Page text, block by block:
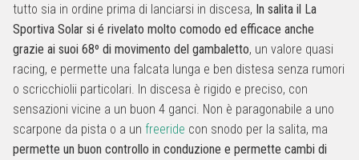
tutto sia in ordine prima di lanciarsi in discesa, In salita il La
Sportiva Solar si é rivelato molto comodo ed efficace anche
grazie ai suoi 68º di movimento del gambaletto, un valore quasi
racing, e permette una falcata lunga e ben distesa senza rumori
o scricchiolii particolari. In discesa è rigido e preciso, con
sensazioni vicine a un buon 4 ganci. Non è paragonabile a uno
scarpone da pista o a un freeride con snodo per la salita, ma
permette un buon controllo in conduzione e permette cambi di